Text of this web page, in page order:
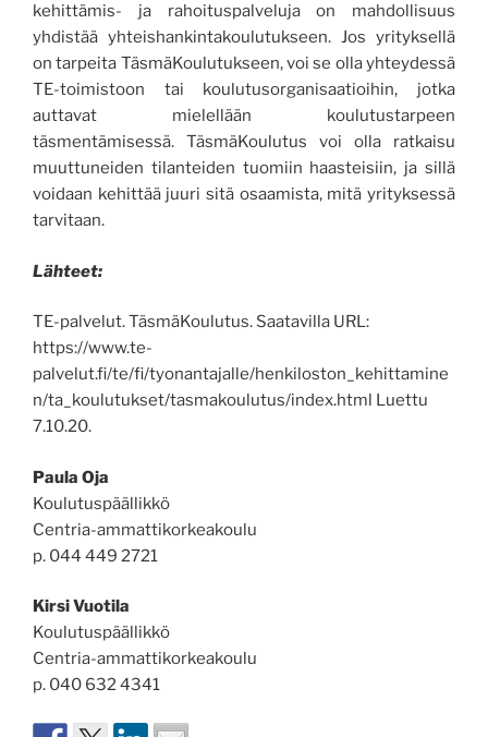
kehittämis- ja rahoituspalveluja on mahdollisuus
yhdistää yhteishankintakoulutukseen. Jos yrityksellä
on tarpeita TäsmäKoulutukseen, voi se olla yhteydessä
TE-toimistoon tai koulutusorganisaatioihin, jotka
auttavat mielellään koulutustarpeen
täsmentämisessä. TäsmäKoulutus voi olla ratkaisu
muuttuneiden tilanteiden tuomiin haasteisiin, ja sillä
voidaan kehittää juuri sitä osaamista, mitä yrityksessä
tarvitaan.
Lähteet:
TE-palvelut. TäsmäKoulutus. Saatavilla URL:
https://www.te-
palvelut.fi/te/fi/tyonantajalle/henkiloston_kehittamine
n/ta_koulutukset/tasmakoulutus/index.html Luettu
7.10.20.
Paula Oja
Koulutuspäällikkö
Centria-ammattikorkeakoulu
p. 044 449 2721
Kirsi Vuotila
Koulutuspäällikkö
Centria-ammattikorkeakoulu
p. 040 632 4341